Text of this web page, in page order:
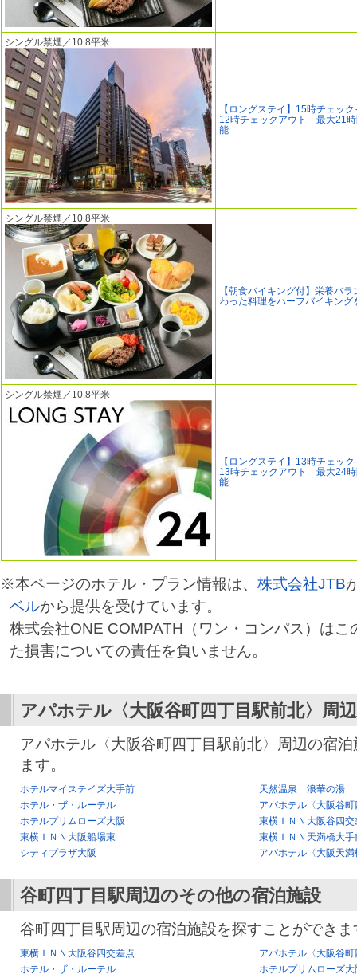
シングル禁煙／10.8平米
【ロングステイ】15時チェッ
12時チェックアウト 最大21時
能
シングル禁煙／10.8平米
【朝食バイキング付】栄養バ
わった料理をハーフバイキング
シングル禁煙／10.8平米
【ロングステイ】13時チェッ
13時チェックアウト 最大24時
能
※本ページのホテル・プラン情報は、 株式会社JTB
ベルから提供を受けています。
株式会社ONE COMPATH（ワン・コンパス）はこ
た損害についての責任を負いません。
アパホテル〈大阪谷町四丁目駅前北〉 周
アパホテル〈大阪谷町四丁目駅前北〉周辺の宿
ます。
ホテルマイステイズ大手前
天然温泉 浪華の湯
ホテル・ザ・ルーテル
アパホテル〈大阪谷
ホテルプリムローズ大阪
東横ＩＮＮ大阪谷四交
東横ＩＮＮ大阪船場東
東横ＩＮＮ天満橋大手
シティプラザ大阪
アパホテル〈大阪天
谷町四丁目駅周辺のその他の宿泊施設
谷町四丁目駅周辺の宿泊施設を探すことができま
東横ＩＮＮ大阪谷四交差点
アパホテル〈大阪谷
ホテル・ザ・ルーテル
ホテルプリムローズ大